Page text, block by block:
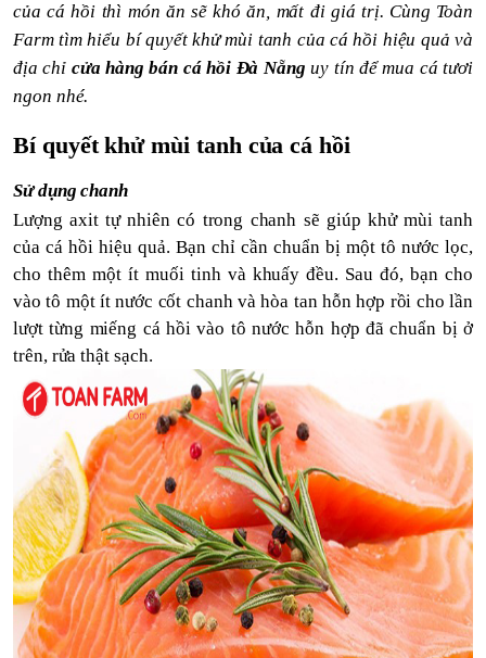
của cá hồi thì món ăn sẽ khó ăn, mất đi giá trị. Cùng Toàn
Farm tìm hiểu bí quyết khử mùi tanh của cá hồi hiệu quả và
địa chỉ cửa hàng bán cá hồi Đà Nẵng uy tín để mua cá tươi
ngon nhé.
Bí quyết khử mùi tanh của cá hồi
Sử dụng chanh
Lượng axit tự nhiên có trong chanh sẽ giúp khử mùi tanh
của cá hồi hiệu quả. Bạn chỉ cần chuẩn bị một tô nước lọc,
cho thêm một ít muối tinh và khuấy đều. Sau đó, bạn cho
vào tô một ít nước cốt chanh và hòa tan hỗn hợp rồi cho lần
lượt từng miếng cá hồi vào tô nước hỗn hợp đã chuẩn bị ở
trên, rửa thật sạch.